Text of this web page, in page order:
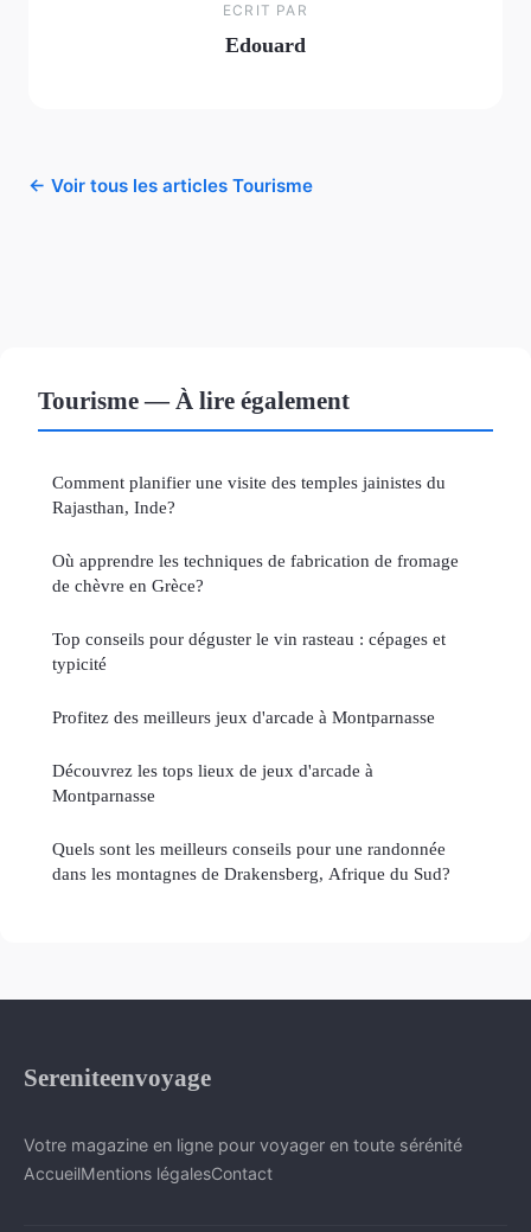
ECRIT PAR
Edouard
← Voir tous les articles Tourisme
Tourisme — À lire également
Comment planifier une visite des temples jainistes du
Rajasthan, Inde?
Où apprendre les techniques de fabrication de fromage
de chèvre en Grèce?
Top conseils pour déguster le vin rasteau : cépages et
typicité
Profitez des meilleurs jeux d'arcade à Montparnasse
Découvrez les tops lieux de jeux d'arcade à
Montparnasse
Quels sont les meilleurs conseils pour une randonnée
dans les montagnes de Drakensberg, Afrique du Sud?
Sereniteenvoyage
Votre magazine en ligne pour voyager en toute sérénité
AccueilMentions légalesContact